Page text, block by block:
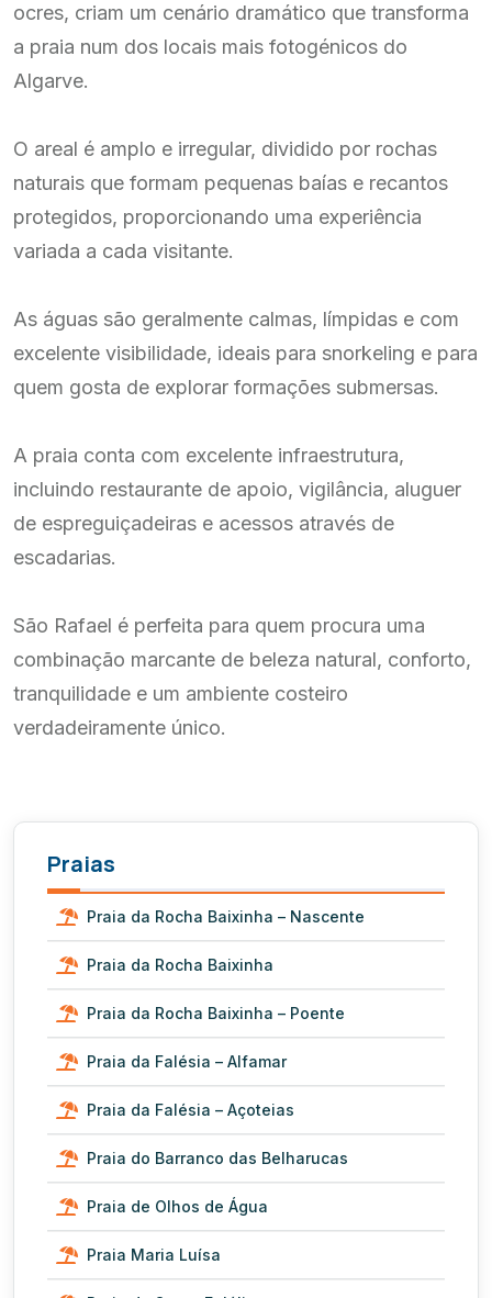
ocres, criam um cenário dramático que transforma
a praia num dos locais mais fotogénicos do
Algarve.
O areal é amplo e irregular, dividido por rochas
naturais que formam pequenas baías e recantos
protegidos, proporcionando uma experiência
variada a cada visitante.
As águas são geralmente calmas, límpidas e com
excelente visibilidade, ideais para snorkeling e para
quem gosta de explorar formações submersas.
A praia conta com excelente infraestrutura,
incluindo restaurante de apoio, vigilância, aluguer
de espreguiçadeiras e acessos através de
escadarias.
São Rafael é perfeita para quem procura uma
combinação marcante de beleza natural, conforto,
tranquilidade e um ambiente costeiro
verdadeiramente único.
Praias
Praia da Rocha Baixinha – Nascente
Praia da Rocha Baixinha
Praia da Rocha Baixinha – Poente
Praia da Falésia – Alfamar
Praia da Falésia – Açoteias
Praia do Barranco das Belharucas
Praia de Olhos de Água
Praia Maria Luísa